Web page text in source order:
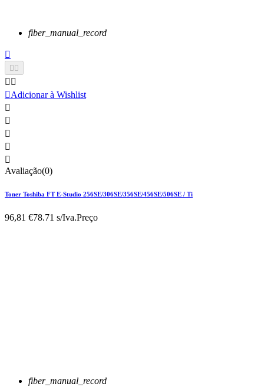
fiber_manual_record


 
Adicionar à Wishlist





Avaliação(0)
Toner Toshiba FT E-Studio 256SE/306SE/356SE/456SE/506SE / Ti
96,81 €78.71 s/Iva.Preço
fiber_manual_record